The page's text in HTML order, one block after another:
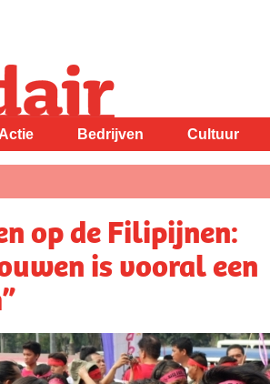
Actie Bedrijven Cultuur
op de Filipijnen:
is vooral een